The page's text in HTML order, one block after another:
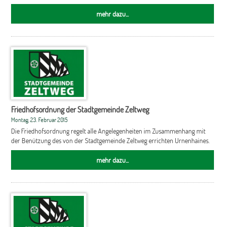
mehr dazu...
Friedhofsordnung der Stadtgemeinde Zeltweg
Montag, 23. Februar 2015
Die Friedhofsordnung regelt alle Angelegenheiten im Zusammenhang mit
der Benützung des von der Stadtgemeinde Zeltweg errichten Urnenhaines.
mehr dazu...